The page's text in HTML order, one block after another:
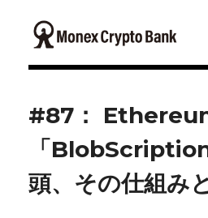
#87：
「
頭、その仕組み